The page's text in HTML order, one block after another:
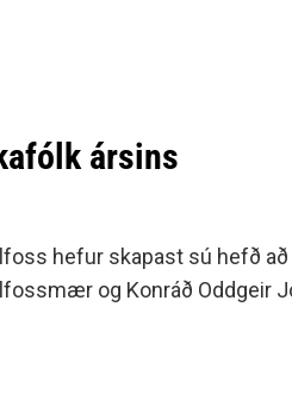
ársins
hefur skapast sú hefð
og Konráð Oddgeir